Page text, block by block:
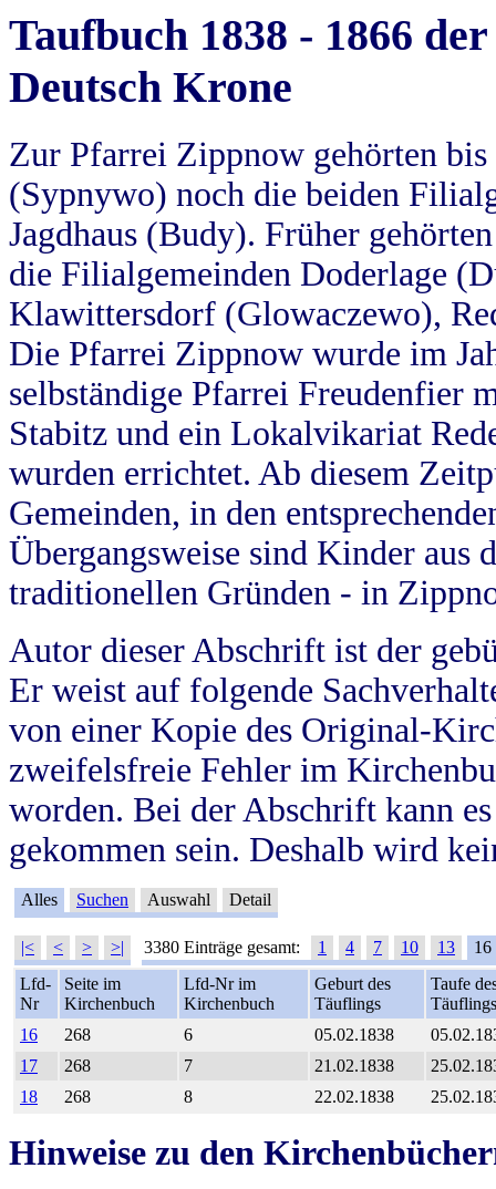
Taufbuch 1838 - 1866
Deutsch Krone
Zur Pfarrei Zippnow gehörten
(Sypnywo) noch die beiden
Jagdhaus (Budy). Früher
die Filialgemeinden Doderlage
Klawittersdorf (Glowaczewo),
Die Pfarrei Zippnow wurde im
selbständige Pfarrei Freudenfier
Stabitz und ein Lokalvikariat
wurden errichtet. Ab diesem
Gemeinden, in den
Übergangsweise sind Kinder aus
traditionellen Gründen - in
Autor dieser Abschrift ist der
Er weist auf folgende
von einer Kopie des Original-
zweifelsfreie Fehler im
worden. Bei der Abschrift kann
gekommen sein. Deshalb wird
Alles Suchen Auswahl Detail
|< < > >| 3380 Einträge gesamt: 1 4 7 10 13
16
Lfd-
Nr
Seite im
Kirchenbuch
Lfd-Nr im
Kirchenbuch
Geburt des
Täuflings
Taufe
Täuflings
16
268 6 05.02.1838
17
268 7 21.02.1838
18
268 8 22.02.1838
Hinweise zu den